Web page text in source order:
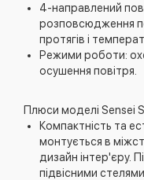
4-направлений
розповсюдження
протягів і
Режими роботи:
осушення повітря.
Плюси моделі Sensei
Компактність та
монтується в
дизайн інтер'єру.
підвісними